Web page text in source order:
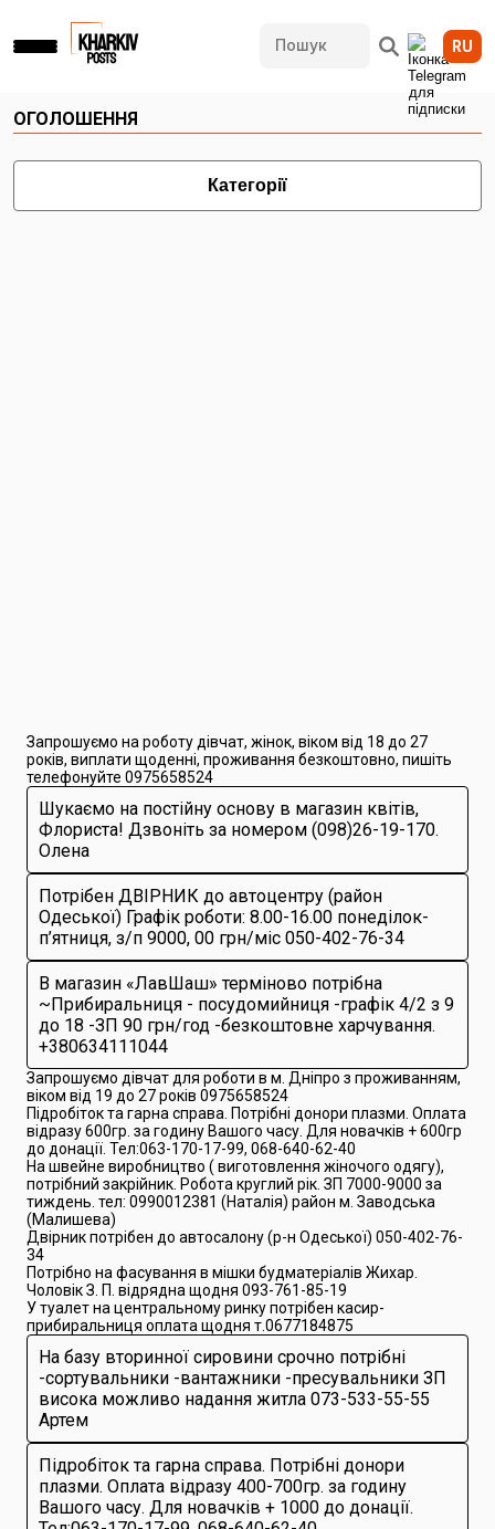
RU
ОГОЛОШЕННЯ
Категорії
Запрошуємо на роботу дівчат, жінок, віком від 18 до 27
років, виплати щоденні, проживання безкоштовно, пишіть
телефонуйте 0975658524
Шукаємо на постійну основу в магазин квітів,
Флориста! Дзвоніть за номером (098)26-19-170.
Олена
Потрібен ДВІРНИК до автоцентру (район
Одеської) Графік роботи: 8.00-16.00 понеділок-
п’ятниця, з/п 9000, 00 грн/міс 050-402-76-34
В магазин «ЛавШаш» терміново потрібна
~Прибиральниця - посудомийниця -графік 4/2 з 9
до 18 -ЗП 90 грн/год -безкоштовне харчування.
+380634111044
Запрошуємо дівчат для роботи в м. Дніпро з проживанням,
віком від 19 до 27 років 0975658524
Підробіток та гарна справа. Потрібні донори плазми. Оплата
відразу 600гр. за годину Вашого часу. Для новачків + 600гр
до донації. Тел:063-170-17-99, 068-640-62-40
На швейне виробництво ( виготовлення жіночого одягу),
потрібний закрійник. Робота круглий рік. ЗП 7000-9000 за
тиждень. тел: 0990012381 (Наталія) район м. Заводська
(Малишева)
Двірник потрібен до автосалону (р-н Одеської) 050-402-76-
34
Потрібно на фасування в мішки будматеріалів Жихар.
Чоловік З. П. відрядна щодня 093-761-85-19
У туалет на центральному ринку потрібен касир-
прибиральниця оплата щодня т.0677184875
На базу вторинної сировини срочно потрібні
-сортувальники -вантажники -пресувальники ЗП
висока можливо надання житла 073-533-55-55
Артем
Підробіток та гарна справа. Потрібні донори
плазми. Оплата відразу 400-700гр. за годину
Вашого часу. Для новачків + 1000 до донації.